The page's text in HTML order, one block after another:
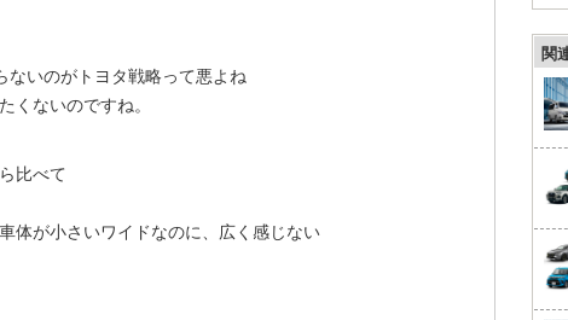
ないのがトヨタ戦略って悪よね
くないのですね。
比べて
車体が小さいワイドなのに、広く感じない
関